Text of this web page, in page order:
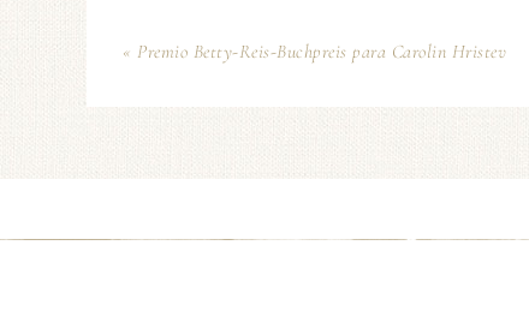
« Premio Betty-Reis-Buchpreis para Carolin Hristev